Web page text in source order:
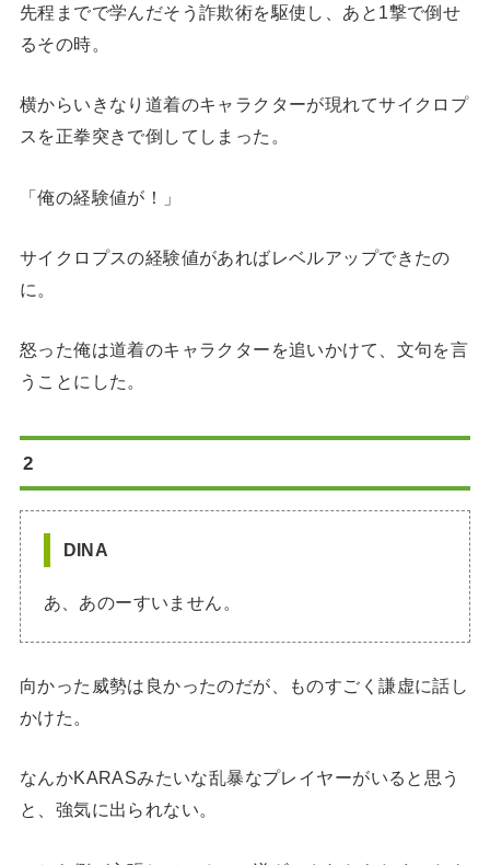
先程までで学んだそう詐欺術を駆使し、あと1撃で倒せ
るその時。
横からいきなり道着のキャラクターが現れてサイクロプ
スを正拳突きで倒してしまった。
「俺の経験値が！」
サイクロプスの経験値があればレベルアップできたの
に。
怒った俺は道着のキャラクターを追いかけて、文句を言
うことにした。
2
DINA
あ、あのーすいません。
向かった威勢は良かったのだが、ものすごく謙虚に話し
かけた。
なんかKARASみたいな乱暴なプレイヤーがいると思う
と、強気に出られない。